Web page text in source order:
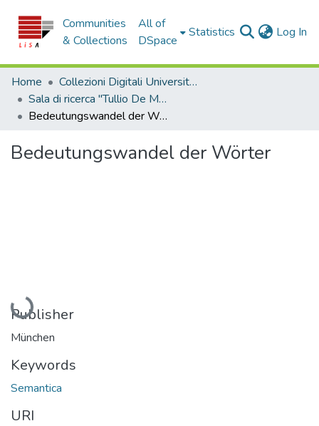
Communities
& Collections
All of
DSpace
Statistics Log In
Home
Collezioni Digitali Università della Calabria
Sala di ricerca "Tullio De Mauro"
Bedeutungswandel der Wörter
Bedeutungswandel der Wörter
Loading...
Publisher
München
Keywords
Semantica
URI